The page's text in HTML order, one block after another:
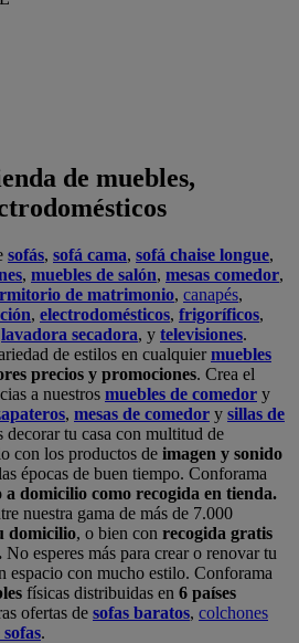
de muebles,
sofás, sofá cama, sofá chaise longue,
, muebles de salón, mesas comedor,
de matrimonio, canapés,
, electrodomésticos, frigoríficos,
lavadora secadora, y televisiones.
de estilos en cualquiermuebles
precios y promociones. Crea el
a nuestros muebles de comedor y
, mesas de comedor y sillas de
decorar tu casa con multitud de
con los productos de imagen y sonido
épocas de buen tiempo. Conforama
a domicilio como recogida en tienda.
nuestra gama de más de 7.000
domicilio, o bien con recogida gratis
No esperes más para crear o renovar tu
espacio con mucho estilo. Conforama
físicas distribuidas en 6 países
ofertas de sofas baratos, colchones
.